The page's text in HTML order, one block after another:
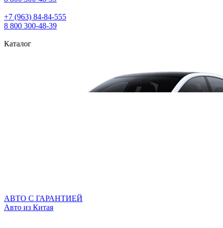
+7 (963) 84‑84‑555
8 800 300‑48‑39
Каталог
АВТО С ГАРАНТИЕЙ
Авто из Китая